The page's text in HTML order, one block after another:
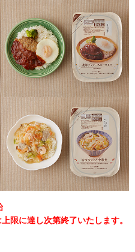
限に達し次第終了いたします。